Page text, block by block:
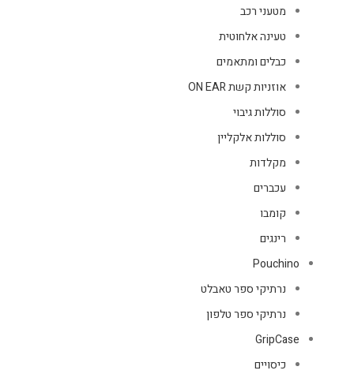
מטעני רכב
טעינה אלחוטית
כבלים ומתאמים
אוזניות קשת ON EAR
סוללות גיבוי
סוללות אלקליין
מקלדות
עכברים
קומבו
רינגים
Pouchino
נרתיקי ספר טאבלט
נרתיקי ספר טלפון
GripCase
כיסויים